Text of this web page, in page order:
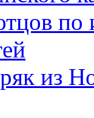
по
из